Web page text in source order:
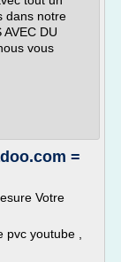
dans notre
DU
vous
=
Votre
youtube ,